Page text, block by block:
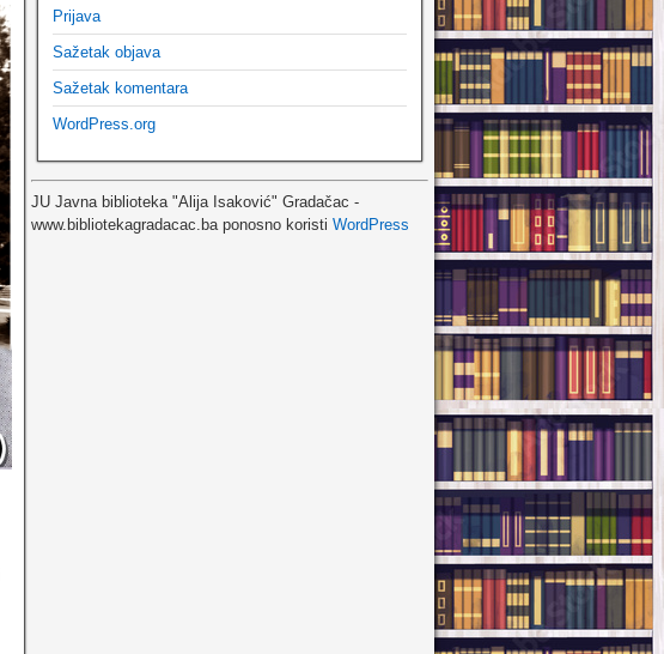
Prijava
Sažetak objava
Sažetak komentara
WordPress.org
JU Javna biblioteka "Alija Isaković" Gradačac -
www.bibliotekagradacac.ba ponosno koristi WordPress